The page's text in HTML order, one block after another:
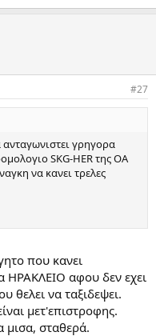
#27
γρηγορα
SKG-HER της ΟΑ
να κανει τρελες
που κανει
αφου δεν εχει
θελει να ταξιδεψει.
μετ'επιστροφης.
μισα, σταθερά.